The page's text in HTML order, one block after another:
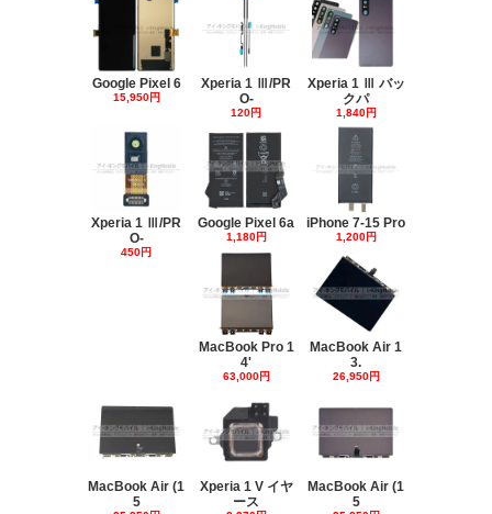
Google Pixel 6
15,950円
Xperia 1 Ⅲ/PR
O-
120円
Xperia 1 Ⅲ バッ
クパ
1,840円
Xperia 1 Ⅲ/PR
O-
450円
Google Pixel 6a
1,180円
iPhone 7-15 Pro
1,200円
MacBook Pro 1
4'
63,000円
MacBook Air 1
3.
26,950円
MacBook Air (1
5
Xperia 1 V イヤ
ース
MacBook Air (1
5